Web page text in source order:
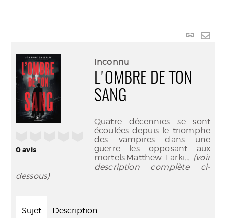
Lien
0avis
Inconnu
L'OMBRE DE TON
SANG
Quatre décennies se sont
écoulées depuis le triomphe
des vampires dans une
guerre les opposant aux
mortels.Matthew Larki... (voir
description complète ci-
dessous)
Sujet Description